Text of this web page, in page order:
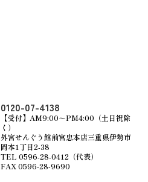
0120-07-4138
【受付】AM9:00～PM4:00（土日祝除
く）
外宮せんぐう館前宮忠本店三重県伊勢市
岡本1丁目2-38
TEL 0596-28-0412（代表）
FAX 0596-28-9690